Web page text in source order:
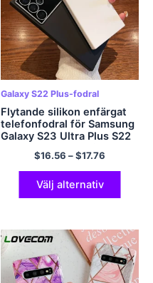
Galaxy S22 Plus-fodral
Flytande silikon enfärgat
telefonfodral för Samsung
Galaxy S23 Ultra Plus S22
Ultra Plus 5G glaslinsskydd
Mjukt skal
$16.56 –$17.76
Välj alternativ